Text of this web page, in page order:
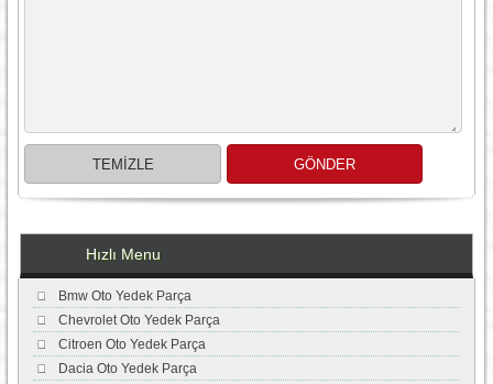
Hızlı Menu
Bmw Oto Yedek Parça
Chevrolet Oto Yedek Parça
Citroen Oto Yedek Parça
Dacia Oto Yedek Parça